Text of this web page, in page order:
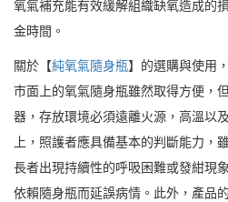
氧氣補充能有效緩解組織缺氧造成的
金時間。
關於【純氧氣隨身瓶】的選購與使用
市面上的氧氣隨身瓶雖然取得方便，
器，存放環境必須遠離火源，高溫以
上，照護者應具備基本的判斷能力，
長者出現持續性的呼吸困難或發紺現
依賴隨身瓶而延誤病情。此外，產品